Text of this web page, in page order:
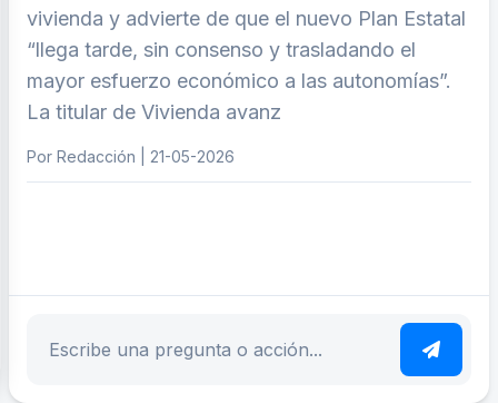
vivienda y advierte de que el nuevo Plan Estatal
“llega tarde, sin consenso y trasladando el
mayor esfuerzo económico a las autonomías”.
La titular de Vivienda avanz
Por Redacción | 21-05-2026
Escribe tu pregunta